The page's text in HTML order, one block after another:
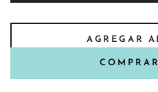
AGREGAR